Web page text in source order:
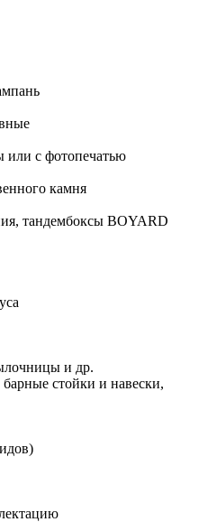
с фотопечатью
камня
тандембоксы BOYARD
и др.
стойки и навески,